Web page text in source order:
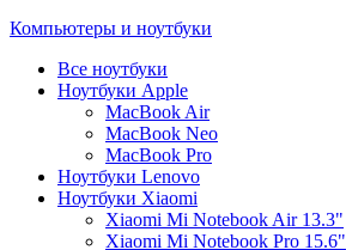
Компьютеры и ноутбуки
Все ноутбуки
Ноутбуки Apple
MacBook Air
MacBook Neo
MacBook Pro
Ноутбуки Lenovo
Ноутбуки Xiaomi
Xiaomi Mi Notebook Air 13.3"
Xiaomi Mi Notebook Pro 15.6"